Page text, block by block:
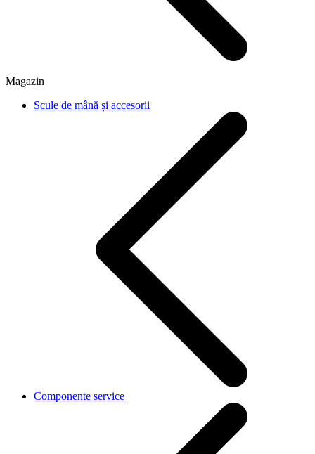
Magazin
Scule de mână și accesorii
Componente service